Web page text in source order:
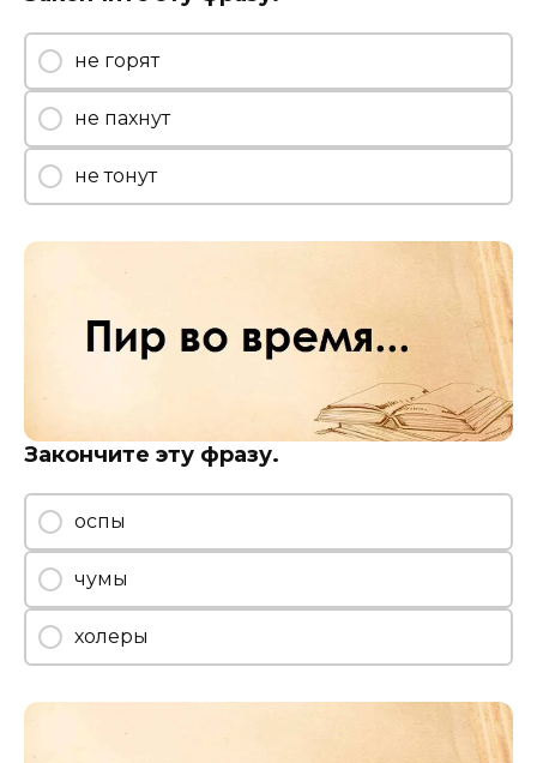
не горят
не пахнут
не тонут
Закончите эту фразу.
оспы
чумы
холеры